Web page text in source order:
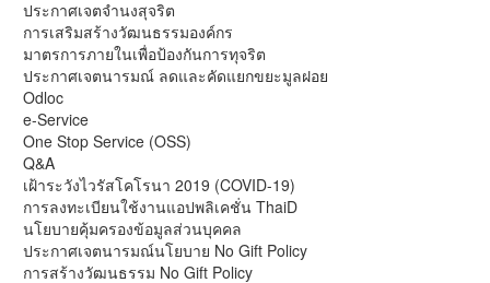
ประกาศเจตจำนงสุจริต
การเสริมสร้างวัฒนธรรมองค์กร
มาตรการภายในเพื่อป้องกันการทุจริต
ประกาศเจตนารมณ์ ลดและคัดแยกขยะมูลฝอย
Odloc
e-Service
One Stop Service (OSS)
Q&A
เฝ้าระวังไวรัสโคโรนา 2019 (COVID-19)
การลงทะเบียนใช้งานแอปพลิเคชั่น ThaiD
นโยบายคุ้มครองข้อมูลส่วนบุคคล
ประกาศเจตนารมณ์นโยบาย No Gift Policy
การสร้างวัฒนธรรม No Gift Policy